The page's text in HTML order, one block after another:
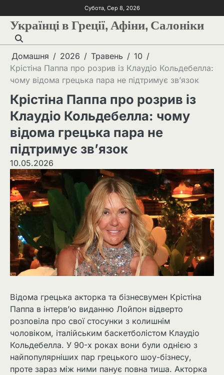
Субота, Сер 8, 2026
Українці в Греції, Афіни, Салоніки
Домашня 2026 Травень
10
Крістіна Паппа про розрив із Клаудіо Кольдебелла:
чому відома грецька пара не підтримує зв’язок
Крістіна Паппа про розрив із
Клаудіо Кольдебелла: чому
відома грецька пара не
підтримує зв’язок
10.05.2026
Відома грецька акторка та бізнесвумен Крістіна
Паппа в інтерв’ю виданню Лойпон відверто
розповіла про свої стосунки з колишнім
чоловіком, італійським баскетболістом Клаудіо
Кольдебелла. У 90-х роках вони були однією з
найпопулярніших пар грецького шоу-бізнесу,
проте зараз між ними панує повна тиша. Акторка